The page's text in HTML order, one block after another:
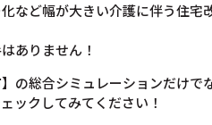
など幅が大きい介護に伴う住宅
ありません！
の総合シミュレーションだけで
ックしてみてください！